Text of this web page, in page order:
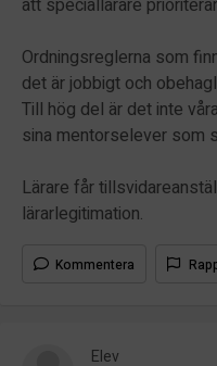
att speciallärare
Ordningsreglerna som
det är jobbigt och
Till hög del är det inte
sina mentorselever som
Lärare får
lärarlegitimation.
Kommentera
Elev